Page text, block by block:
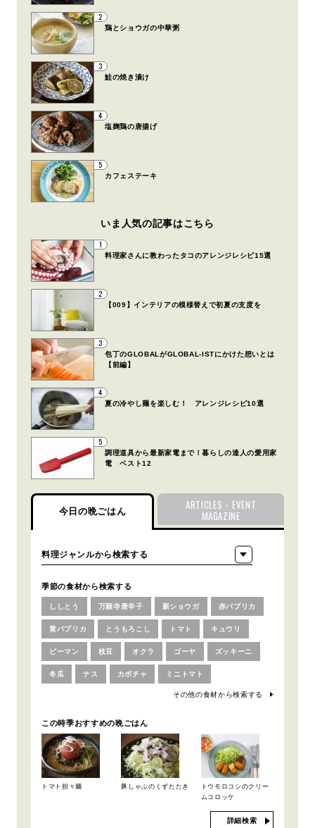
2
鶏とショウガの中華粥
3
鮭の焼き漬け
4
塩麹鶏の唐揚げ
5
カフェステーキ
いま人気の記事はこちら
1
料理家さんに教わったタコのアレンジレシピ15選
2
【009】インテリアの模様替えで初夏の支度を
3
包丁のGLOBALがGLOBAL-ISTにかけた想いとは
【前編】
4
夏の冷やし麺を楽しむ！ アレンジレシピ10選
5
調理道具から最新家電まで！暮らしの達人の愛用家
電 ベスト12
今日の晩ごはん
ARTICLES・EVENT
MAGAZINE
季節の食材から検索する
ししとう 万願寺唐辛子 新ショウガ 赤パプリカ
黄パプリカ とうもろこし トマト キュウリ
ピーマン 枝豆 オクラ ゴーヤ ズッキーニ
冬瓜 ナス カボチャ ミニトマト
その他の食材から検索する
この時季おすすめの晩ごはん
トマト担々麺 豚しゃぶのくずたたき
トウモロコシのクリー
ムコロッケ
詳細検索